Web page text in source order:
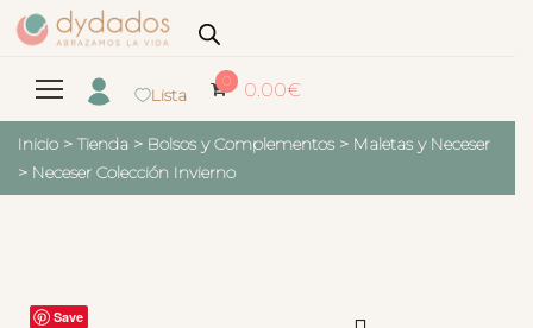
Lista
0 0.00€
Inicio > Tienda > Bolsos y Complementos > Maletas y Neceser
> Neceser Colección Invierno
Save